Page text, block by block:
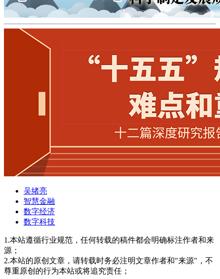
吴绪亮
智慧金融
数字经济
数字科技
1.本站遵循行业规范，任何转载的稿件都会明确标注作者和来
源；
2.本站的原创文章，请转载时务必注明文章作者和"来源"，不
尊重原创的行为本站或将追究责任；